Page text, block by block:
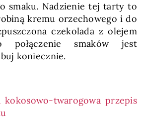
smaku. Nadzienie tej tarty to
kremu orzechowego i do
czekolada z olejem
połączenie smaków jest
koniecznie.
kokosowo-twarogowa przepis